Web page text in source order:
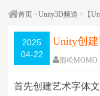
首页 >Unity3D频道 > 【
2025
04-22
Unity创
雨松MOMO
编辑日期：
首先创建艺术字体文